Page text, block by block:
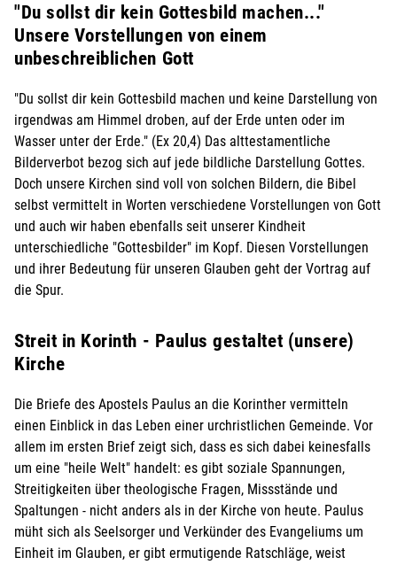
"Du sollst dir kein Gottesbild machen..."
Unsere Vorstellungen von einem
unbeschreiblichen Gott
"Du sollst dir kein Gottesbild machen und keine Darstellung von
irgendwas am Himmel droben, auf der Erde unten oder im
Wasser unter der Erde." (Ex 20,4) Das alttestamentliche
Bilderverbot bezog sich auf jede bildliche Darstellung Gottes.
Doch unsere Kirchen sind voll von solchen Bildern, die Bibel
selbst vermittelt in Worten verschiedene Vorstellungen von Gott
und auch wir haben ebenfalls seit unserer Kindheit
unterschiedliche "Gottesbilder" im Kopf. Diesen Vorstellungen
und ihrer Bedeutung für unseren Glauben geht der Vortrag auf
die Spur.
Streit in Korinth - Paulus gestaltet (unsere)
Kirche
Die Briefe des Apostels Paulus an die Korinther vermitteln
einen Einblick in das Leben einer urchristlichen Gemeinde. Vor
allem im ersten Brief zeigt sich, dass es sich dabei keinesfalls
um eine "heile Welt" handelt: es gibt soziale Spannungen,
Streitigkeiten über theologische Fragen, Missstände und
Spaltungen - nicht anders als in der Kirche von heute. Paulus
müht sich als Seelsorger und Verkünder des Evangeliums um
Einheit im Glauben, er gibt ermutigende Ratschläge, weist